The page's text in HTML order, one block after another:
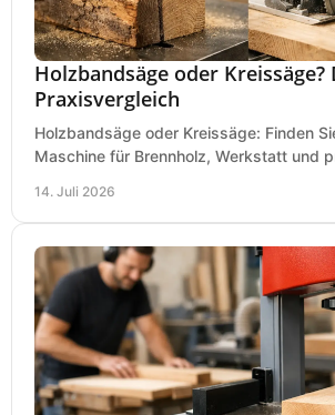
Holzbandsäge oder Kreissäge?
Praxisvergleich
Holzbandsäge oder Kreissäge: Finden
Maschine für Brennholz, Werkstatt und
14. Juli 2026